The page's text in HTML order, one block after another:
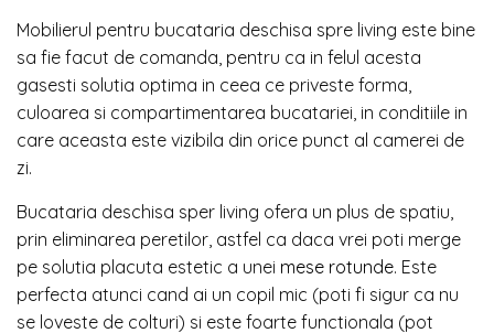
Mobilierul pentru bucataria deschisa spre living este bine
sa fie facut de comanda, pentru ca in felul acesta
gasesti solutia optima in ceea ce priveste forma,
culoarea si compartimentarea bucatariei, in conditiile in
care aceasta este vizibila din orice punct al camerei de
zi.
Bucataria deschisa sper living ofera un plus de spatiu,
prin eliminarea peretilor, astfel ca daca vrei poti merge
pe solutia placuta estetic a unei mese rotunde. Este
perfecta atunci cand ai un copil mic (poti fi sigur ca nu
se loveste de colturi) si este foarte functionala (pot